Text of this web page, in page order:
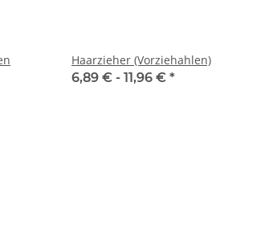
Haarzieher (Vorziehahlen)
6,89 € - 11,96 € *